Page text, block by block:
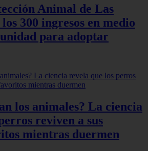
Animal de Las
300 ingresos en medio
para adoptar
los animales? La ciencia
reviven a sus
mientras duermen